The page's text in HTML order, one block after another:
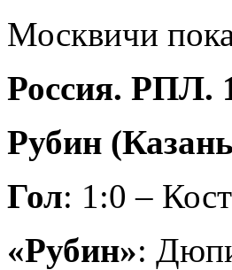
Москвичи пока
Россия. РПЛ.
Рубин
Гол: 1:0 –
«Рубин»: